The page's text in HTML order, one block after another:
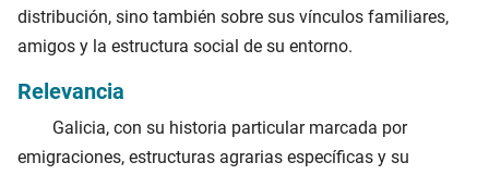
distribución, sino también sobre sus vínculos familiares,
amigos y la estructura social de su entorno.
Relevancia
Galicia, con su historia particular marcada por
emigraciones, estructuras agrarias específicas y su